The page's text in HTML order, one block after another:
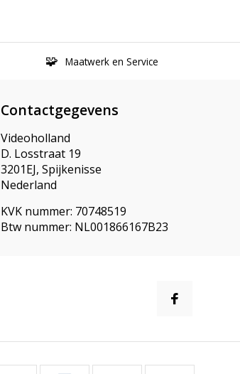
Maatwerk en Service
Contactgegevens
Videoholland
D. Losstraat 19
3201EJ, Spijkenisse
Nederland
KVK nummer: 70748519
Btw nummer: NL001866167B23